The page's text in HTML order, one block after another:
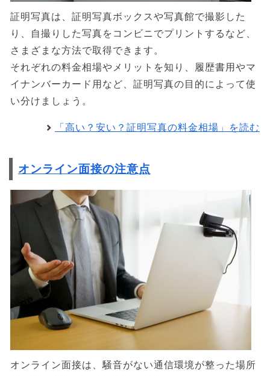
証明写真は、証明写真ボックスや写真館で撮影した
り、自撮りした写真をコンビニでプリントするなど、
さまざまな方法で取得できます。
それぞれの料金相場やメリットを知り、履歴書用やマ
イナンバーカード用など、証明写真の目的によって使
い分けましょう。
「高い？安い？証明写真の料金相場」を読む
オンライン面接の注意点
オンライン面接は、騒音がない通信環境が整った場所